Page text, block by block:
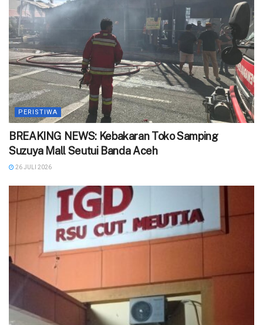
PERISTIWA
BREAKING NEWS: Kebakaran Toko Samping
Suzuya Mall Seutui Banda Aceh
26 JULI 2026